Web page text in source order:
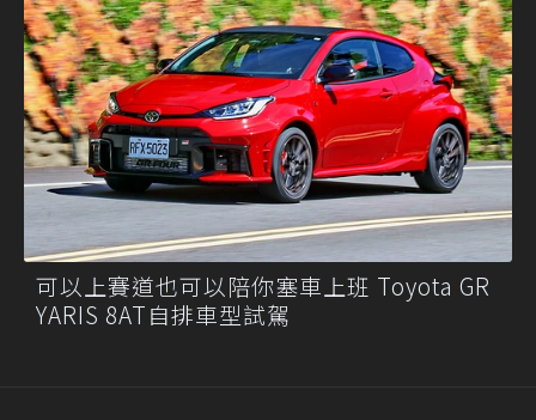
可以上賽道也可以陪你塞車上班 Toyota GR
YARIS 8AT自排車型試駕